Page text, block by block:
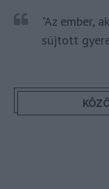
"Az ember,
sújtott